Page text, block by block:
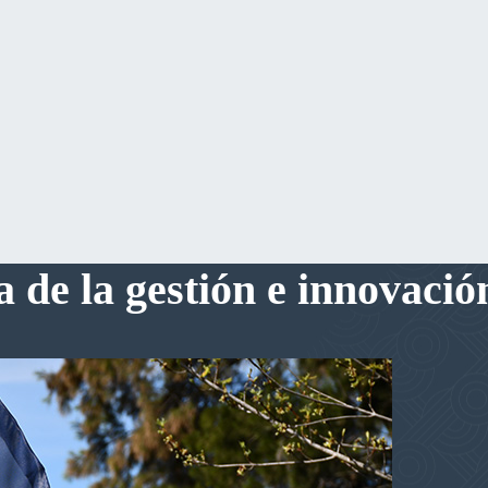
de la gestión e